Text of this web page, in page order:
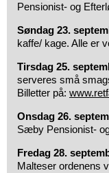
Pensionist- og
Søndag 23.
kaffe/ kage. Alle er
Tirsdag 25.
serveres små
Billetter på:
Onsdag 26.
Sæby Pensionist-
Fredag 28.
Malteser ordenens